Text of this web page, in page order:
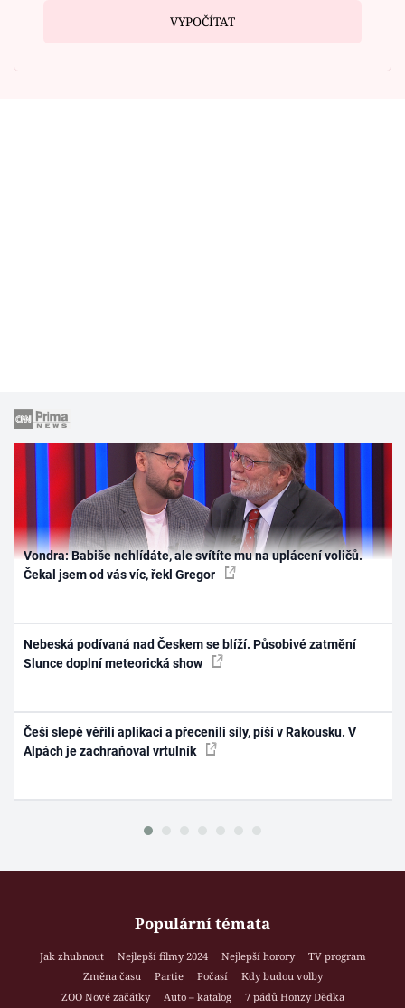
VYPOČÍTAT
Vondra: Babiše nehlídáte, ale svítíte mu na uplácení voličů.
Čekal jsem od vás víc, řekl Gregor
Nebeská podívaná nad Českem se blíží. Působivé zatmění
Slunce doplní meteorická show
Češi slepě věřili aplikaci a přecenili síly, píší v Rakousku. V
Alpách je zachraňoval vrtulník
Populární témata
Jak zhubnout Nejlepší filmy 2024 Nejlepší horory
TV program
Změna času
Partie Počasí
Kdy budou volby
ZOO Nové začátky
Auto – katalog
7 pádů Honzy Dědka